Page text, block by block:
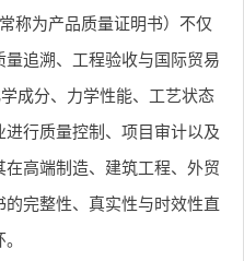
称为产品质量证明书）不仅
追溯、工程验收与国际贸易
成分、力学性能、工艺状态
行质量控制、项目审计以及
高端制造、建筑工程、外贸
完整性、真实性与时效性直